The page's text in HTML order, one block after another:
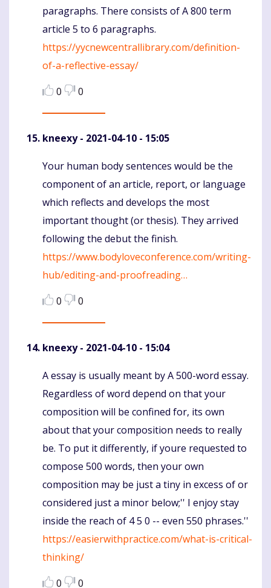
paragraphs. There consists of A 800 term
article 5 to 6 paragraphs.
https://yycnewcentrallibrary.com/definition-
of-a-reflective-essay/
0
0
kneexy- 2021-04-10 - 15:05
Komentaras
Your human body sentences would be the
component of an article, report, or language
which reflects and develops the most
important thought (or thesis). They arrived
following the debut the finish.
https://www.bodyloveconference.com/writing-
hub/editing-and-proofreading…
0
0
kneexy- 2021-04-10 - 15:04
Komentaras
A essay is usually meant by A 500-word essay.
Regardless of word depend on that your
composition will be confined for, its own
about that your composition needs to really
be. To put it differently, if youre requested to
compose 500 words, then your own
composition may be just a tiny in excess of or
considered just a minor below;'' I enjoy stay
inside the reach of 4 5 0 -- even 550 phrases.''
https://easierwithpractice.com/what-is-critical-
thinking/
0
0